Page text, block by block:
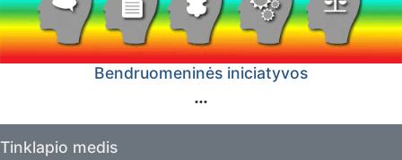
Bendruomeninės iniciatyvos
Tinklapio medis